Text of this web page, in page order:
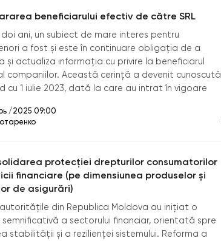
beneficiarului efectiv de către SRL
doi ani, un subiect de mare interes pentru
a fost și este în continuare obligația de a
și actualiza informația cu privire la beneficiarul
companiilor. Această cerință a devenit cunoscută
cu 1 iulie 2023, dată la care au intrat în vigoare
/2025 09:00
protecției drepturilor consumatorilor
financiare (pe dimensiunea produselor și
de asigurări)
autoritățile din Republica Moldova au inițiat o
semnificativă a sectorului financiar, orientată spre
stabilității și a rezilienței sistemului. Reforma a